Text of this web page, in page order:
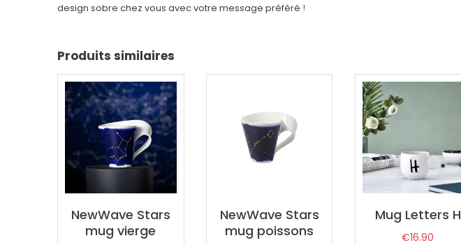
design sobre chez vous avec votre message préféré !
Produits similaires
NewWave Stars
mug vierge
NewWave Stars
mug poissons
Mug Letters H
€16.90